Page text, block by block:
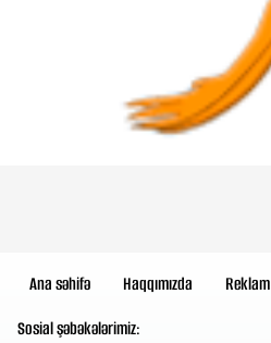
Ana səhifə Haqqımızda Reklam
Sosial şəbəkələrimiz: